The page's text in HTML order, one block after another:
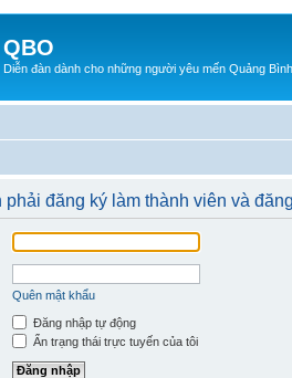
QBO
Diễn đàn dành cho những người yêu mến Quảng Bình
phải đăng ký làm thành viên và
Quên mật khẩu
Đăng nhập tự động
Ẩn trạng thái trực tuyến của tôi